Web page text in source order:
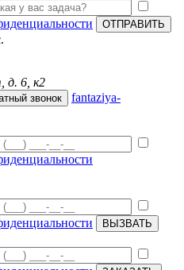
ОТПРАВИТЬ
д. 6, к2
звонок
fantaziya-
ВЫЗВАТЬ